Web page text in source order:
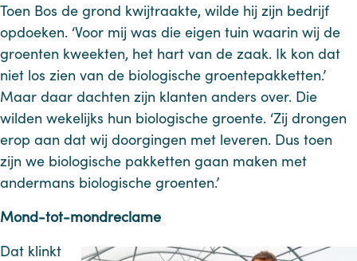
Toen Bos de grond kwijtraakte, wilde hij zijn bedrijf
opdoeken. ‘Voor mij was die eigen tuin waarin wij de
groenten kweekten, het hart van de zaak. Ik kon dat
niet los zien van de biologische groentepakketten.’
Maar daar dachten zijn klanten anders over. Die
wilden wekelijks hun biologische groente. ‘Zij drongen
erop aan dat wij doorgingen met leveren. Dus toen
zijn we biologische pakketten gaan maken met
andermans biologische groenten.’
Mond-tot-mondreclame
Dat klinkt